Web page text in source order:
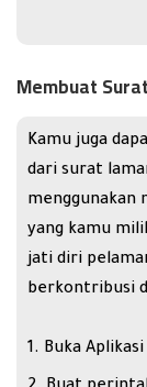
Membuat
Kamu juga
dari surat
menggunakan
yang kamu
jati diri
berkontribusi
Buka Aplikasi